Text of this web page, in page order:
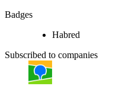
Badges
Habred
Subscribed to companies